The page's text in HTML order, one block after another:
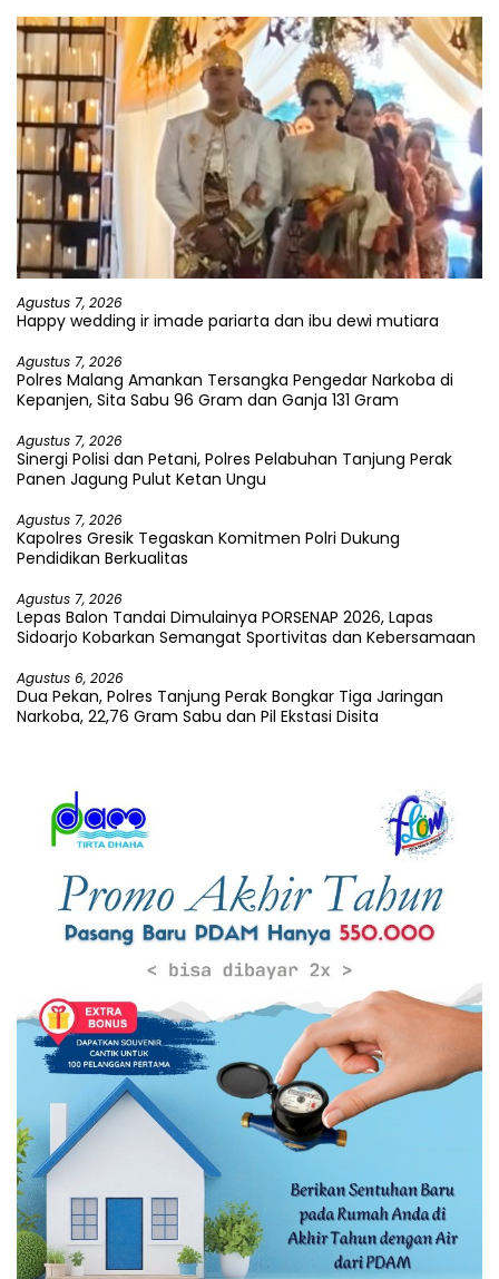
Agustus 7, 2026
Happy wedding ir imade pariarta dan ibu dewi mutiara
Agustus 7, 2026
Polres Malang Amankan Tersangka Pengedar Narkoba di
Kepanjen, Sita Sabu 96 Gram dan Ganja 131 Gram
Agustus 7, 2026
Sinergi Polisi dan Petani, Polres Pelabuhan Tanjung Perak
Panen Jagung Pulut Ketan Ungu
Agustus 7, 2026
Kapolres Gresik Tegaskan Komitmen Polri Dukung
Pendidikan Berkualitas
Agustus 7, 2026
Lepas Balon Tandai Dimulainya PORSENAP 2026, Lapas
Sidoarjo Kobarkan Semangat Sportivitas dan Kebersamaan
Agustus 6, 2026
Dua Pekan, Polres Tanjung Perak Bongkar Tiga Jaringan
Narkoba, 22,76 Gram Sabu dan Pil Ekstasi Disita